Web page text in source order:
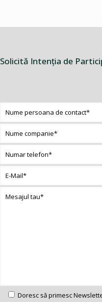
Solicită Intenţia de
Doresc să primesc